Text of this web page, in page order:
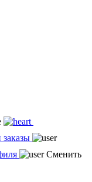
Сменить